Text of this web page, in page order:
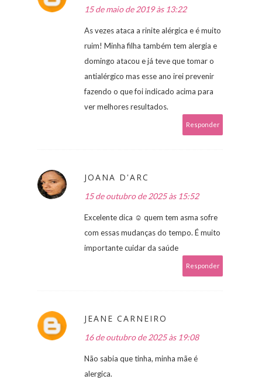
15 de maio de 2019 às 13:22
As vezes ataca a rinite alérgica e é muito
ruim! Minha filha também tem alergia e
domingo atacou e já teve que tomar o
antialérgico mas esse ano irei prevenir
fazendo o que foi indicado acima para
ver melhores resultados.
Responder
JOANA D'ARC
15 de outubro de 2025 às 15:52
Excelente dica ☺ quem tem asma sofre
com essas mudanças do tempo. É muito
importante cuidar da saúde
Responder
JEANE CARNEIRO
16 de outubro de 2025 às 19:08
Não sabia que tinha, minha mãe é
alergica.